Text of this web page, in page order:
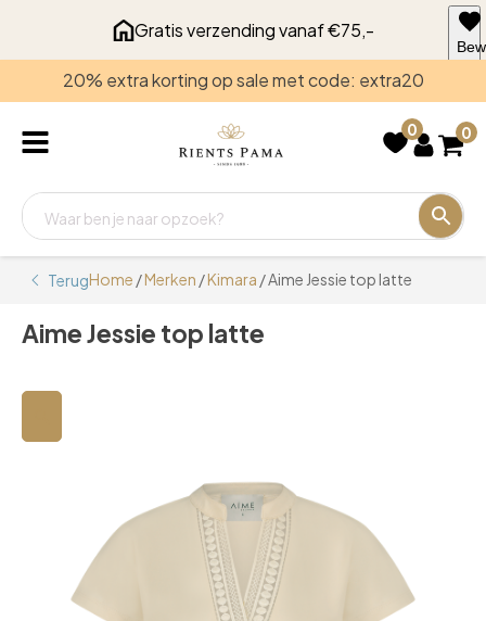
Gratis verzending vanaf €75,-
20% extra korting op sale met code: extra20
0 0
TerugHome /Merken /Kimara / Aime Jessie top latte
Aime Jessie top latte
voor